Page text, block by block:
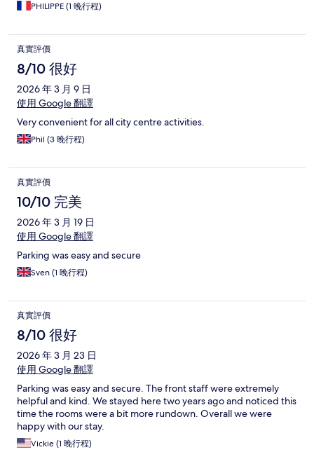
PHILIPPE (1 晚行程)
真實評價
8/10 很好
2026 年 3 月 9 日
使用 Google 翻譯
Very convenient for all city centre activities.
Phil (3 晚行程)
真實評價
10/10 完美
2026 年 3 月 19 日
使用 Google 翻譯
Parking was easy and secure
Sven (1 晚行程)
真實評價
8/10 很好
2026 年 3 月 23 日
使用 Google 翻譯
Parking was easy and secure. The front staff were extremely
helpful and kind. We stayed here two years ago and noticed this
time the rooms were a bit more rundown. Overall we were
happy with our stay.
Vickie (1 晚行程)